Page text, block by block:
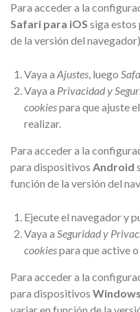
Para acceder a la
Safari para iOS siga estos
de la versión del
Vaya a Ajustes, luego
Vaya a Privacidad y
cookiespara que ajuste
realizar.
Para acceder a la
para dispositivos Android
función de la versión del
Ejecute el navegador y
Vaya a Seguridad y
cookiespara que active
Para acceder a la
para dispositivos